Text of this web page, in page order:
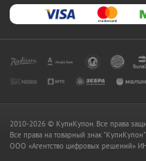
2010-2026 © КупиКупон. Все права
Все права на товарный знак
OOO «Агентство цифровых решений»